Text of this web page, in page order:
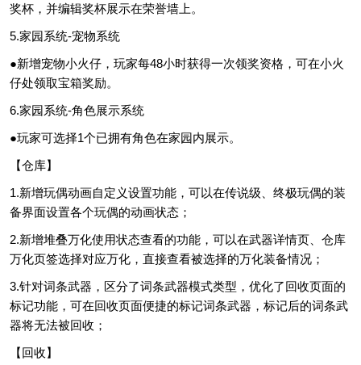
奖杯，并编辑奖杯展示在荣誉墙上。
5.家园系统-宠物系统
●新增宠物小火仔，玩家每48小时获得一次领奖资格，可在小火
仔处领取宝箱奖励。
6.家园系统-角色展示系统
●玩家可选择1个已拥有角色在家园内展示。
【仓库】
1.新增玩偶动画自定义设置功能，可以在传说级、终极玩偶的装
备界面设置各个玩偶的动画状态；
2.新增堆叠万化使用状态查看的功能，可以在武器详情页、仓库
万化页签选择对应万化，直接查看被选择的万化装备情况；
3.针对词条武器，区分了词条武器模式类型，优化了回收页面的
标记功能，可在回收页面便捷的标记词条武器，标记后的词条武
器将无法被回收；
【回收】